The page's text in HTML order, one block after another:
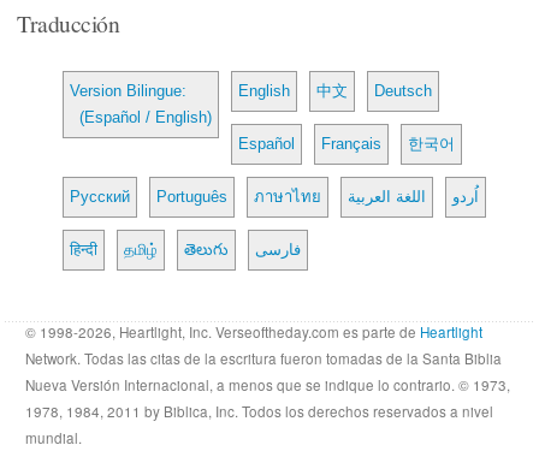
Traducción
Version Bilingue:
(Español / English)
English 中文 Deutsch
Español Français 한국어
Русский Português ภาษาไทย اللغة العربية اُردو
हिन्दी தமிழ் తెలుగు فارسی
© 1998-2026, Heartlight, Inc. Verseoftheday.com es parte de Heartlight
Network. Todas las citas de la escritura fueron tomadas de la Santa Biblia
Nueva Versión Internacional, a menos que se indique lo contrario. © 1973,
1978, 1984, 2011 by Biblica, Inc. Todos los derechos reservados a nivel
mundial.